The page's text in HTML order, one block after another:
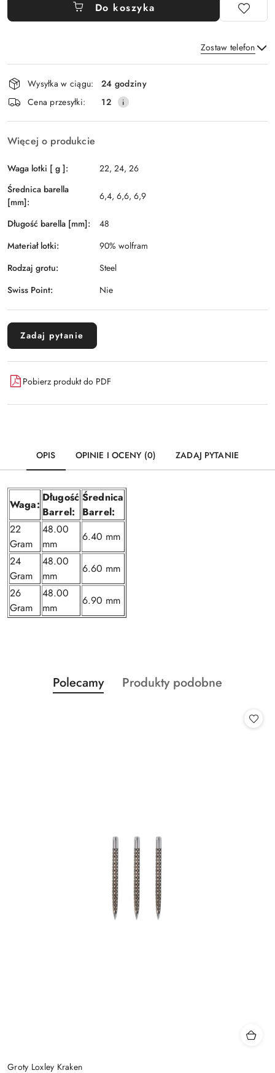
Do koszyka
Zostaw telefon
Wyślij
Dostępność
i
dostawa
Wysyłka w ciągu:
24 godziny
Cena przesyłki:
12
Więcej o produkcie
Waga lotki [ g ]:
22, 24, 26
Średnica barella
[mm]:
6,4, 6,6, 6,9
Długość barella [mm]:
48
Materiał lotki:
90% wolfram
Rodzaj grotu:
Steel
Swiss Point:
Nie
Zadaj pytanie
Pobierz produkt do PDF
OPIS OPINIE I OCENY (0) ZADAJ PYTANIE
Waga:
Długość
Barrel:
Średnica
Barrel:
22
Gram
48.00
mm
6.40 mm
24
Gram
48.00
mm
6.60 mm
26
Gram
48.00
mm
6.90 mm
Pomiń karuzelę produktów
Produkty
o
Polecamy
Produkty
Produkty podobne
Groty Loxley Kraken